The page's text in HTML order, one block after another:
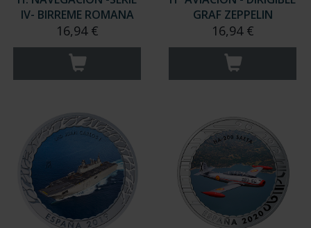
IV- BIRREME ROMANA
16,94 €
GRAF ZEPPELIN
16,94 €